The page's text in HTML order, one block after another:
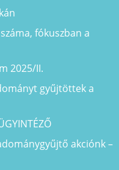
fókuszban a
2025/II.
gyűjtöttek a
akciónk –